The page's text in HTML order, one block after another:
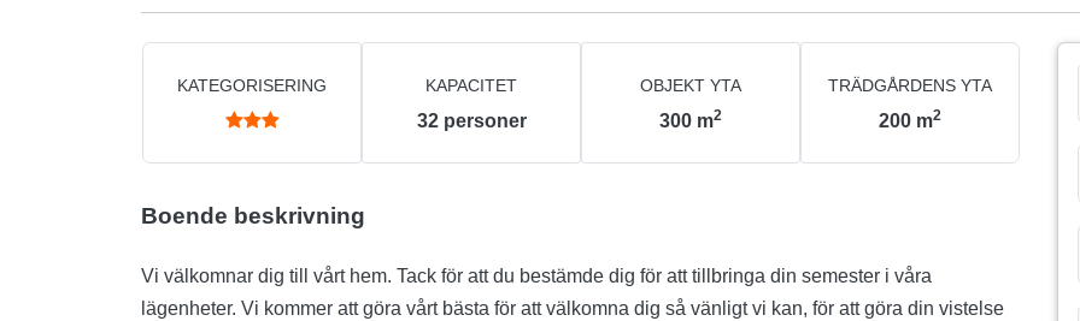
KATEGORISERING KAPACITET
32 personer
OBJEKT YTA
300 m2
TRÄDGÅRDENS YTA
200 m2
Boende beskrivning
Vi välkomnar dig till vårt hem. Tack för att du bestämde dig för att tillbringa din semester i våra
lägenheter. Vi kommer att göra vårt bästa för att välkomna dig så vänligt vi kan, för att göra din vistelse